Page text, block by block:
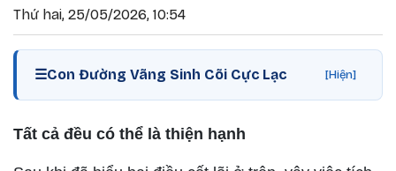
Thứ hai, 25/05/2026, 10:54
☰Con Đường Vãng Sinh Cõi Cực Lạc [Hiện]
Tất cả đều có thể là thiện hạnh